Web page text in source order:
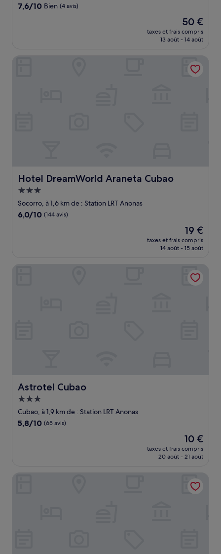
7.6
7,6/10 Bien (4 avis)
Le
nouveau
prix
de
50 €
50 €
taxes et frais compris
13 août - 14 août
Hotel DreamWorld Araneta Cubao
Hotel DreamWorld Araneta Cubao
Hébergement
3.0 étoiles
Socorro, à 1,6 km de : Station LRT Anonas
6.0
6,0/10 (144 avis)
Le
nouveau
prix
de
19 €
19 €
taxes et frais compris
14 août - 15 août
Astrotel Cubao
Astrotel Cubao
Hébergement
3.0 étoiles
Cubao, à 1,9 km de : Station LRT Anonas
5.8
5,8/10 (65 avis)
Le
nouveau
prix
de
10 €
10 €
taxes et frais compris
20 août - 21 août